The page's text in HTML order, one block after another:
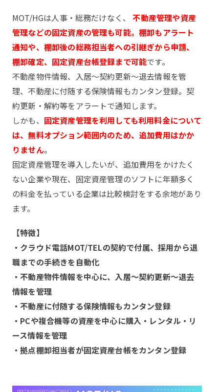
MOT/HGは人事・総務だけなく、 不動産管理や資産
管理などの固定資産の管理も可能。棚卸もアラート
通知や、棚卸後の総務担当者への引継ぎから申請、
棚卸確定、固定資産台帳登録まで可能です。
不動産物件情報、入居～契約更新～退去情報を管
理、不動産に付随する保険情報もカンタン登録。契
約更新・解約等をアラートで通知します。
しかも、 固定資産管理を利用しても利用料金について
は、無料オプション範囲内のため、追加費用はかか
りません。
固定資産管理を導入したいが、追加費用をかけたく
ない企業や現在、固定資産管理のソフトに年額多く
の料金を払っている企業は比較検討をする余地があり
ます。
【特徴】
・クラウド電話MOT/TELの契約で付属、採用から退
職までの手続きを自動化
・不動産物件情報を中心に、入居～契約更新～退去
情報を管理
・不動産に付随する保険情報もカンタン登録
・PCや複合機等の資産を中心に購入・レンタル・リ
ース情報を管理
・拠点棚卸担当者が固定資産台帳をカンタン登録